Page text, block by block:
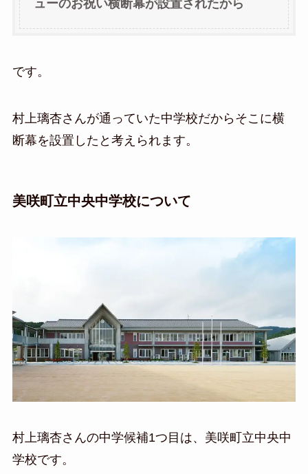
ューのお祝い横断幕が設置されたから
です。
村上璃杏さんが通っていた中学校だからそこに横
断幕を設置したと考えられます。
美咲町立中央中学校について
村上璃杏さんの中学候補1つ目は、美咲町立中央中
学校です。